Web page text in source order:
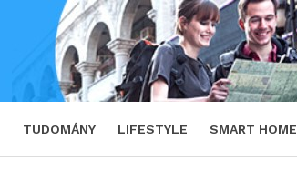
TUDOMÁNY LIFESTYLE SMART HOME